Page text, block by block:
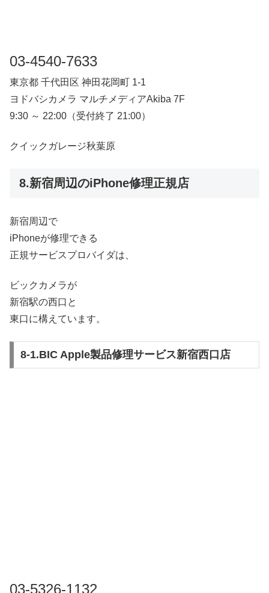
03-4540-7633
東京都 千代田区 神田花岡町 1-1
ヨドバシカメラ マルチメディアAkiba 7F
9:30 ～ 22:00（受付終了 21:00）
クイックガレージ秋葉原
8.新宿周辺のiPhone修理正規店
新宿周辺で
iPhoneが修理できる
正規サービスプロバイダは、
ビックカメラが
新宿駅の西口と
東口に構えています。
8-1.BIC Apple製品修理サービス新宿西口店
03-5326-1132